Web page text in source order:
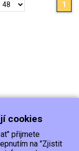
1
cookies
přijmete
na "Zjistit